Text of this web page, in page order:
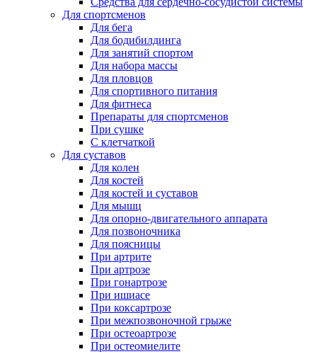
Для спортсменов
Для бега
Для бодибилдинга
Для занятий спортом
Для набора массы
Для пловцов
Для спортивного питания
Для фитнеса
Препараты для спортсменов
При сушке
С клетчаткой
Для суставов
Для колен
Для костей
Для костей и суставов
Для мышц
Для опорно-двигательного аппарата
Для позвоночника
Для поясницы
При артрите
При артрозе
При гонартрозе
При ишиасе
При коксартрозе
При межпозвоночной грыже
При остеоартрозе
При остеомиелите